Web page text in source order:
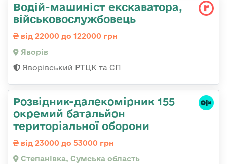
Водій-машиніст екскаватора,
військовослужбовець
від 22000 до 122000 грн
Яворів
Яворівський РТЦК та СП
Розвідник-далекомірник 155
окремий батальйон
територіальної оборони
від 23000 до 53000 грн
Степанівка, Сумська область